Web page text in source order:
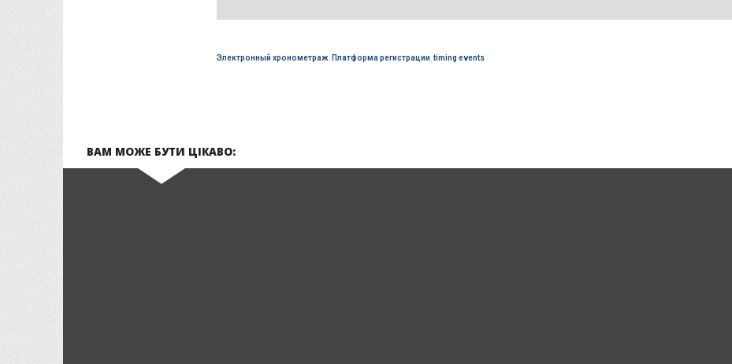
Электронный хронометраж Платформа регистрации ,timing events
ВАМ МОЖЕ БУТИ ЦІКАВО: